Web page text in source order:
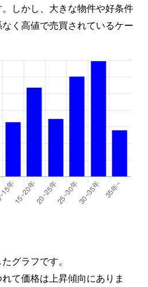
しかし、大きな物件や好条件
く高値で売買されているケー
グラフです。
て価格は上昇傾向にありま